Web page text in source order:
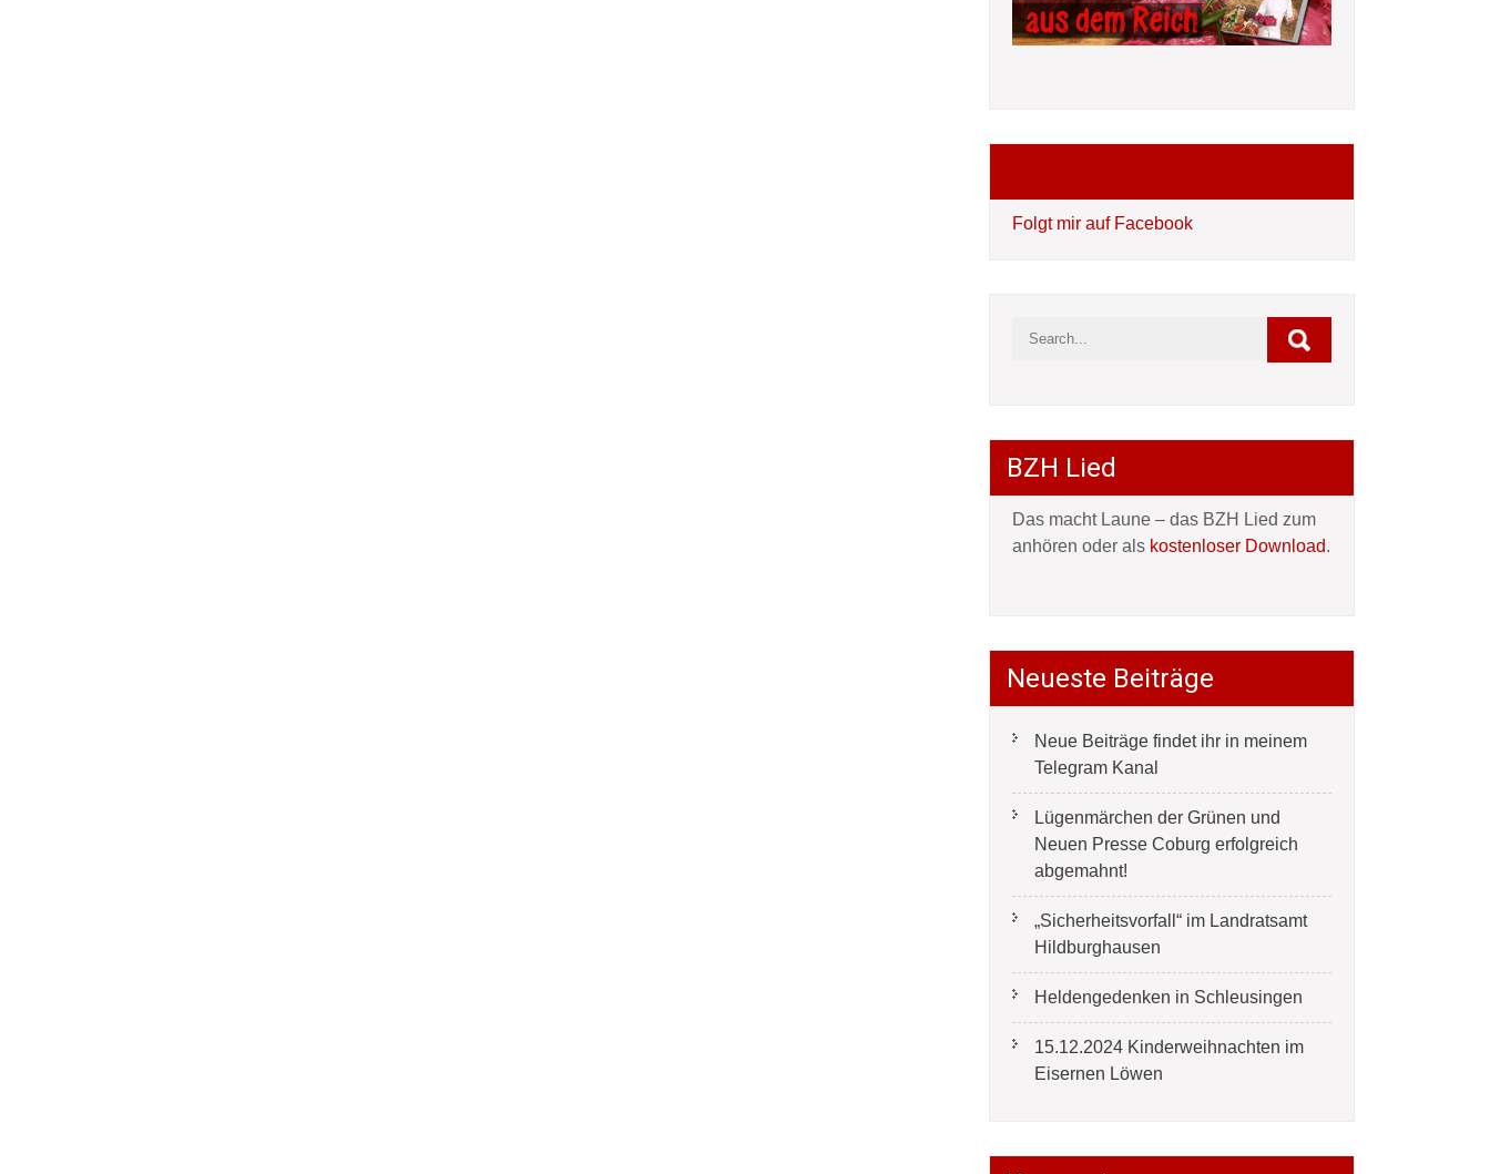
Folgt mir auf Facebook
BZH Lied
Das macht Laune – das BZH Lied zum
anhören oder als kostenloser Download.
Neueste Beiträge
Neue Beiträge findet ihr in meinem
Telegram Kanal
Lügenmärchen der Grünen und
Neuen Presse Coburg erfolgreich
abgemahnt!
„Sicherheitsvorfall“ im Landratsamt
Hildburghausen
Heldengedenken in Schleusingen
15.12.2024 Kinderweihnachten im
Eisernen Löwen